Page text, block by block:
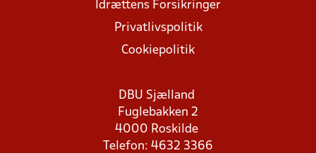
Idrættens Forsikringer
Privatlivspolitik
Cookiepolitik
DBU Sjælland
Fuglebakken 2
4000 Roskilde
Telefon: 4632 3366